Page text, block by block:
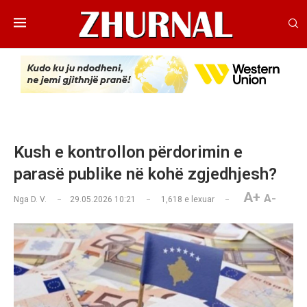
Kush e kontrollon përdorimin e
parasë publike në kohë zgjedhjesh?
Nga D. V. 29.05.2026 10:21 1,618 e lexuar A+ A-